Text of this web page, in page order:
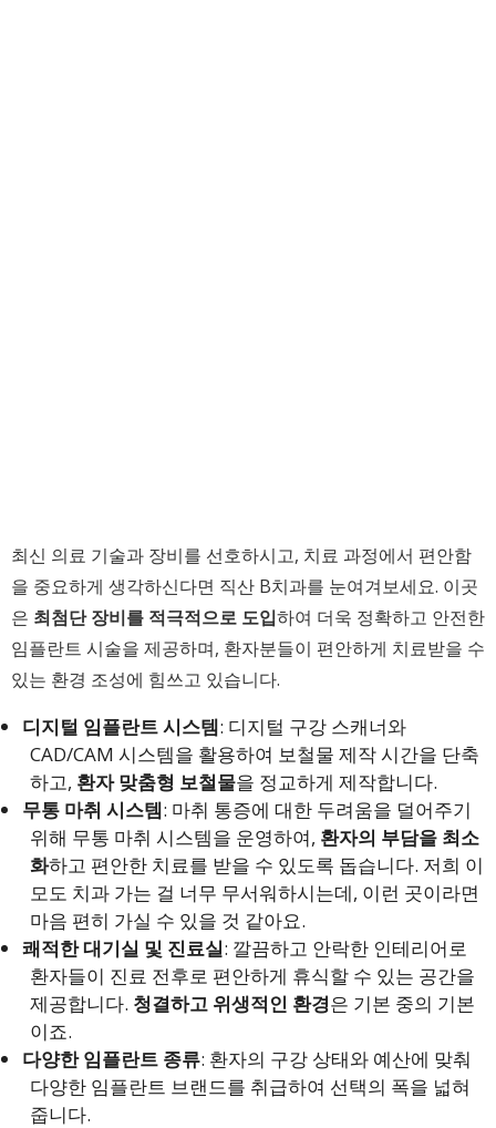
최신 의료 기술과 장비를 선호하시고, 치료 과정에서 편안함
을 중요하게 생각하신다면 직산 B치과를 눈여겨보세요. 이곳
은 최첨단 장비를 적극적으로 도입하여 더욱 정확하고 안전한
임플란트 시술을 제공하며, 환자분들이 편안하게 치료받을 수
있는 환경 조성에 힘쓰고 있습니다.
디지털 임플란트 시스템: 디지털 구강 스캐너와
CAD/CAM 시스템을 활용하여 보철물 제작 시간을 단축
하고, 환자 맞춤형 보철물을 정교하게 제작합니다.
무통 마취 시스템: 마취 통증에 대한 두려움을 덜어주기
위해 무통 마취 시스템을 운영하여, 환자의 부담을 최소
화하고 편안한 치료를 받을 수 있도록 돕습니다. 저희 이
모도 치과 가는 걸 너무 무서워하시는데, 이런 곳이라면
마음 편히 가실 수 있을 것 같아요.
쾌적한 대기실 및 진료실: 깔끔하고 안락한 인테리어로
환자들이 진료 전후로 편안하게 휴식할 수 있는 공간을
제공합니다. 청결하고 위생적인 환경은 기본 중의 기본
이죠.
다양한 임플란트 종류: 환자의 구강 상태와 예산에 맞춰
다양한 임플란트 브랜드를 취급하여 선택의 폭을 넓혀
줍니다.